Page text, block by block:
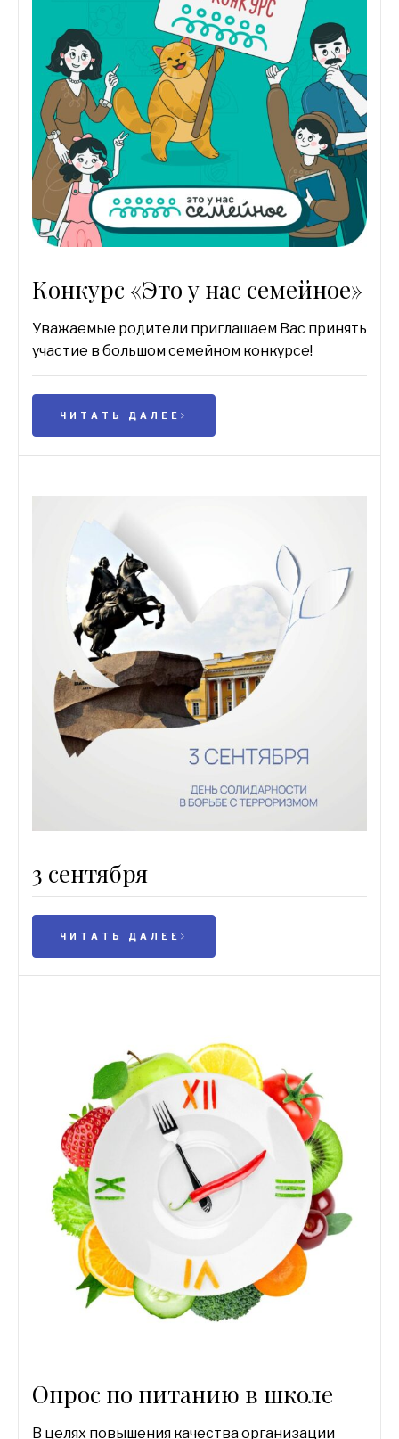
Конкурс «Это у нас семейное»
Уважаемые родители приглашаем Вас принять
участие в большом семейном конкурсе!
ЧИТАТЬ ДАЛЕЕ
3 сентября
ЧИТАТЬ ДАЛЕЕ
Опрос по питанию в школе
В целях повышения качества организации